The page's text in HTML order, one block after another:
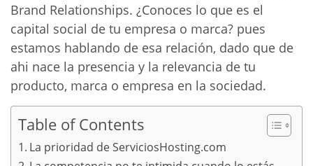
Brand Relationships. ¿Conoces lo que es el
capital social de tu empresa o marca? pues
estamos hablando de esa relación, dado que de
ahi nace la presencia y la relevancia de tu
producto, marca o empresa en la sociedad.
Table of Contents
La prioridad de ServiciosHosting.com